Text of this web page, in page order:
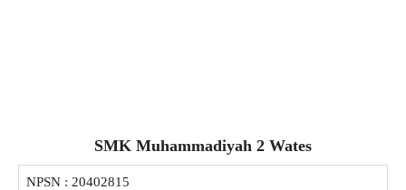
SMK Muhammadiyah 2 Wates
NPSN : 20402815